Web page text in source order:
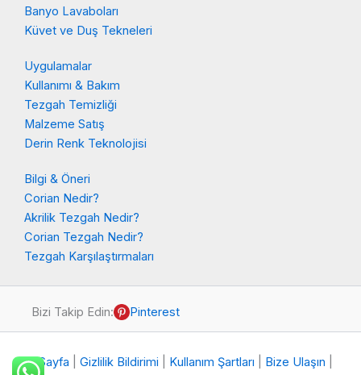
Banyo Lavaboları
Küvet ve Duş Tekneleri
Uygulamalar
Kullanımı & Bakım
Tezgah Temizliği
Malzeme Satış
Derin Renk Teknolojisi
Bilgi & Öneri
Corian Nedir?
Akrilik Tezgah Nedir?
Corian Tezgah Nedir?
Tezgah Karşılaştırmaları
Bizi Takip Edin: Pinterest
Ana Sayfa Gizlilik Bildirimi Kullanım Şartları Bize Ulaşın